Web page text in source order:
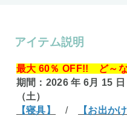
アイテム説明
最大 60％ OFF!! ど～
期間：2026 年 6月 15
（土）
【寝具】
/
【お出か